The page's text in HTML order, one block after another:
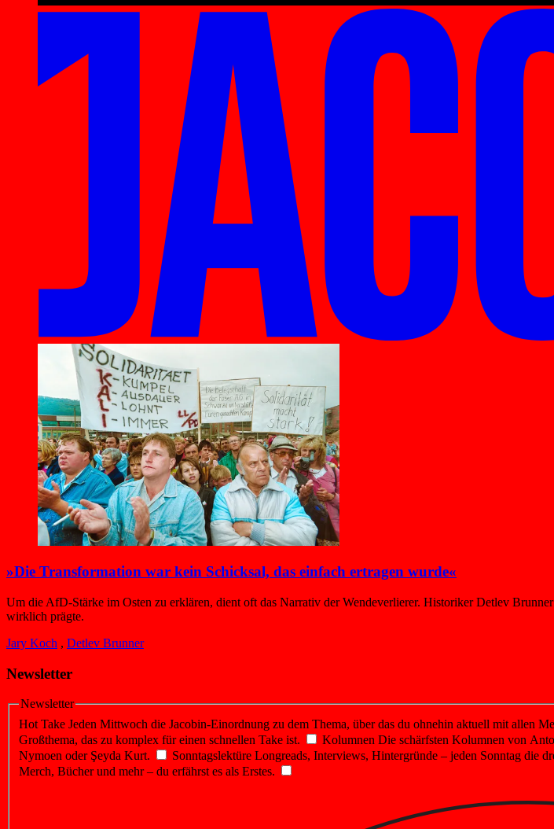
»Die Transformation war kein Schicksal, das einfach ertragen wurde«
Um die AfD-Stärke im Osten zu erklären, dient oft das Narrativ der Wendeverlierer. Historiker Detlev
wirklich prägte.
Jary Koch , Detlev Brunner
Newsletter
Newsletter
Hot Take Jeden Mittwoch die Jacobin-Einordnung zu dem Thema, über das du ohnehin aktuell mit allen
Großthema, das zu komplex für einen schnellen Take ist.
Kolumnen Die schärfsten Kolumnen von
Nymoen oder Şeyda Kurt.
Sonntagslektüre Longreads, Interviews, Hintergründe – jeden Sonntag die
Merch, Bücher und mehr – du erfährst es als Erstes.